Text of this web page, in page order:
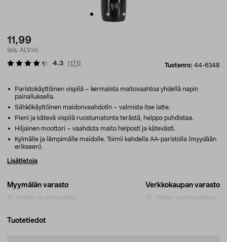
11,99
(sis. ALV:n)
Tuotenro: 44-6348
4.3 (171 )
Myymälän varasto
Hakee varastosaldoa...
Verkkokaupan varasto
Hakee varastosaldoa...
Paristokäyttöinen vispilä – kermaista maitovaahtoa yhdellä napin
painalluksella.
Sähkökäyttöinen maidonvaahdotin – valmista itse latte.
Pieni ja kätevä vispilä ruostumatonta terästä, helppo puhdistaa.
Hiljainen moottori – vaahdota maito helposti ja kätevästi.
Kylmälle ja lämpimälle maidolle. Toimii kahdella AA-paristolla (myydään
erikseen).
Lisätietoja
Tuotetiedot